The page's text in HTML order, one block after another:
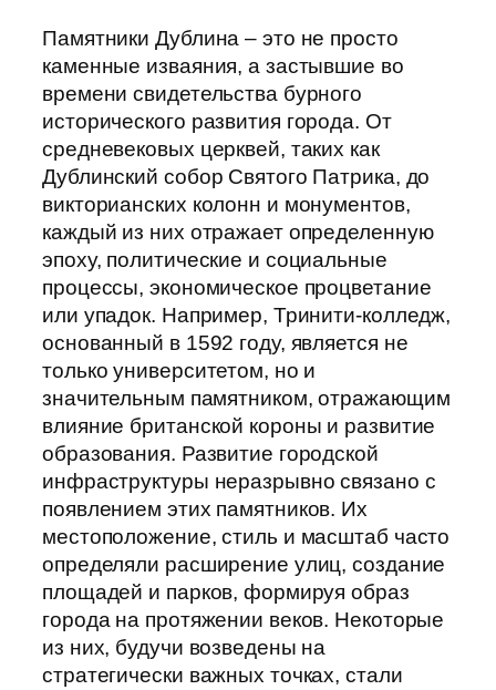
Памятники Дублина – это не просто
каменные изваяния, а застывшие во
времени свидетельства бурного
исторического развития города. От
средневековых церквей, таких как
Дублинский собор Святого Патрика, до
викторианских колонн и монументов,
каждый из них отражает определенную
эпоху, политические и социальные
процессы, экономическое процветание
или упадок. Например, Тринити-колледж,
основанный в 1592 году, является не
только университетом, но и
значительным памятником, отражающим
влияние британской короны и развитие
образования. Развитие городской
инфраструктуры неразрывно связано с
появлением этих памятников. Их
местоположение, стиль и масштаб часто
определяли расширение улиц, создание
площадей и парков, формируя образ
города на протяжении веков. Некоторые
из них, будучи возведены на
стратегически важных точках, стали